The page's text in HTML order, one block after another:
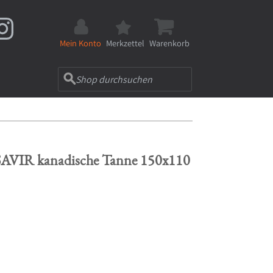
Mein Konto Merkzettel Warenkorb
kanadische Tanne 150x110